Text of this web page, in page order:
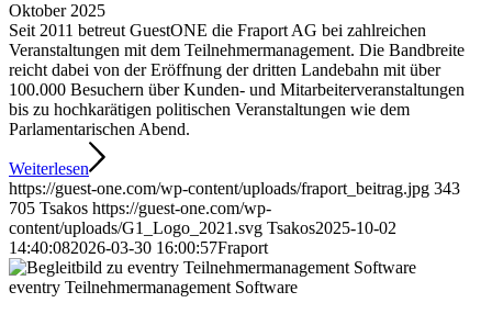
Oktober 2025
Seit 2011 betreut GuestONE die Fraport AG bei zahlreichen
Veranstaltungen mit dem Teilnehmermanagement. Die Bandbreite
reicht dabei von der Eröffnung der dritten Landebahn mit über
100.000 Besuchern über Kunden- und Mitarbeiterveranstaltungen
bis zu hochkarätigen politischen Veranstaltungen wie dem
Parlamentarischen Abend.
Weiterlesen
https://guest-one.com/wp-content/uploads/fraport_beitrag.jpg 343
705 Tsakos https://guest-one.com/wp-
content/uploads/G1_Logo_2021.svg Tsakos2025-10-02
14:40:082026-03-30 16:00:57Fraport
eventry Teilnehmer­management Software